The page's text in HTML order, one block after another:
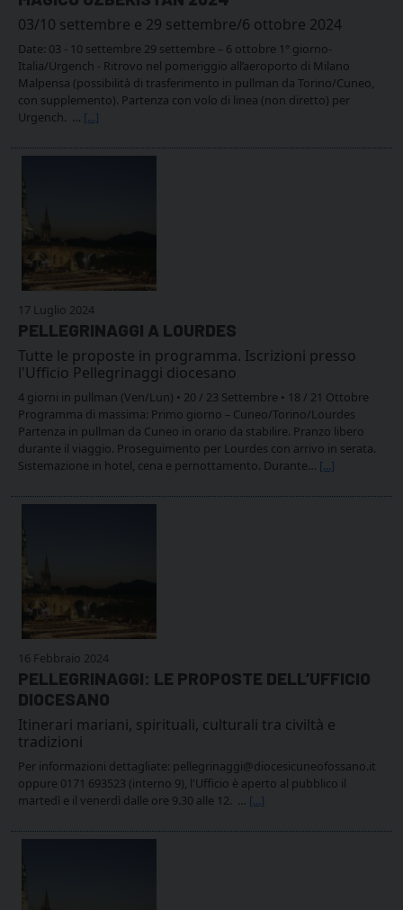
03/10 settembre e 29 settembre/6 ottobre 2024
Date: 03 - 10 settembre 29 settembre – 6 ottobre 1° giorno-
Italia/Urgench - Ritrovo nel pomeriggio all’aeroporto di Milano
Malpensa (possibilità di trasferimento in pullman da Torino/Cuneo,
con supplemento). Partenza con volo di linea (non diretto) per
Urgench. … [...]
17 Luglio 2024
PELLEGRINAGGI A LOURDES
Tutte le proposte in programma. Iscrizioni presso
l'Ufficio Pellegrinaggi diocesano
4 giorni in pullman (Ven/Lun) • 20 / 23 Settembre • 18 / 21 Ottobre
Programma di massima: Primo giorno – Cuneo/Torino/Lourdes
Partenza in pullman da Cuneo in orario da stabilire. Pranzo libero
durante il viaggio. Proseguimento per Lourdes con arrivo in serata.
Sistemazione in hotel, cena e pernottamento. Durante… [...]
16 Febbraio 2024
PELLEGRINAGGI: LE PROPOSTE DELL’UFFICIO
DIOCESANO
Itinerari mariani, spirituali, culturali tra civiltà e
tradizioni
Per informazioni dettagliate: pellegrinaggi@diocesicuneofossano.it
oppure 0171 693523 (interno 9), l'Ufficio è aperto al pubblico il
martedì e il venerdì dalle ore 9.30 alle 12. … [...]